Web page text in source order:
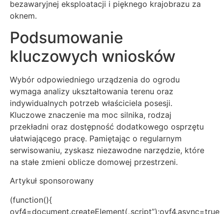
bezawaryjnej eksploatacji i pięknego krajobrazu za
oknem.
Podsumowanie
kluczowych wniosków
Wybór odpowiedniego urządzenia do ogrodu
wymaga analizy ukształtowania terenu oraz
indywidualnych potrzeb właściciela posesji.
Kluczowe znaczenie ma moc silnika, rodzaj
przekładni oraz dostępność dodatkowego osprzętu
ułatwiającego pracę. Pamiętając o regularnym
serwisowaniu, zyskasz niezawodne narzędzie, które
na stałe zmieni oblicze domowej przestrzeni.
Artykuł sponsorowany
(function(){